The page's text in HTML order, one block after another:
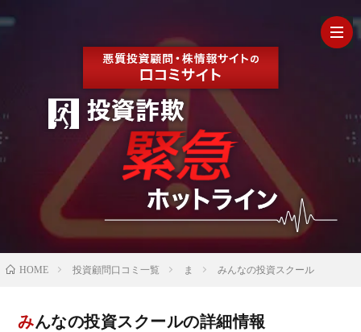
【
HOME 投資顧問口コミ一覧 ま みんなの投資スクール
みんなの投資スクールの詳細情報